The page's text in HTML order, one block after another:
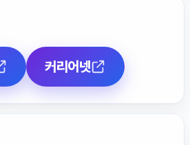
커리어넷